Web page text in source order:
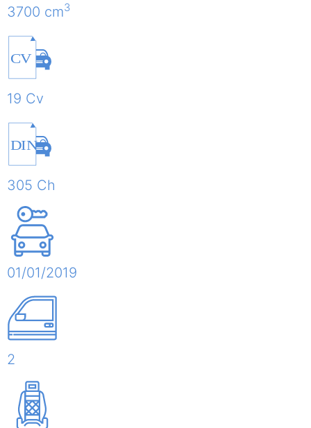
3700 cm3
CV
19 Cv
DIN
305 Ch
01/01/2019
2